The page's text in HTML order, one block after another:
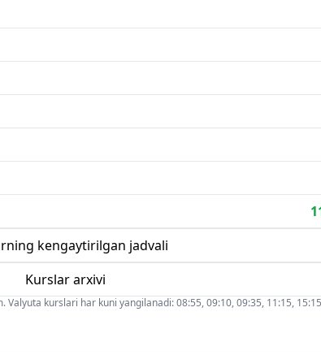
kengaytirilgan jadvali
Kurslar arxivi
Valyuta kurslari har kuni yangilanadi: 08:55, 09:10, 09:35, 11:15,